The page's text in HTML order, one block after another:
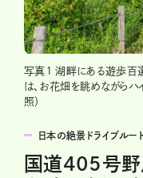
写真１ 湖畔にある遊歩百
は、お花畑を眺めながらハ
照）
日本の絶景ドライブルー
国道405号野